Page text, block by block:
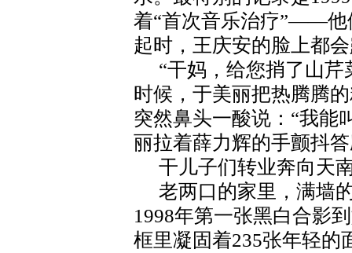
着“首次音乐治疗”——他
起时，王庆安的脸上都
“干妈，给您捎了山
时候，于美丽把热腾腾
突然鼻头一酸说：“我能
丽拉着薛力辉的手颤抖
干儿子们转业奔向天
老两口的家里，满墙
1998年第一张黑白合影
框里凝固着235张年轻的